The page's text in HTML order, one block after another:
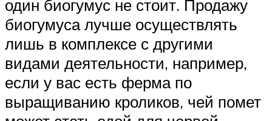
один биогумус не стоит. Продажу
биогумуса лучше осуществлять
лишь в комплексе с другими
видами деятельности, например,
если у вас есть ферма по
выращиванию кроликов, чей помет